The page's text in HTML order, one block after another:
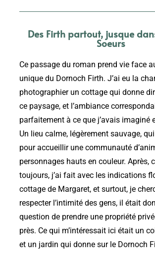
Des Firth partout, jusque
Soeurs
Ce passage du roman prend vie face
unique du Dornoch Firth. J’ai eu la
photographier un cottage qui donne
ce paysage, et l’ambiance
parfaitement à ce que j’avais imaginé
Un lieu calme, légèrement sauvage,
pour accueillir une communauté
personnages hauts en couleur. Après,
toujours, j’ai fait avec les indications
cottage de Margaret, et surtout, je
respecter l’intimité des gens, il était
question de prendre une propriété
près. Ce qui m’intéressait ici était un
et un jardin qui donne sur le Dornoch